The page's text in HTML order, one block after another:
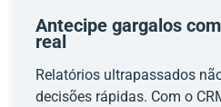
Antecipe gargalos
real
Relatórios ultrapassados
decisões rápidas. Com o